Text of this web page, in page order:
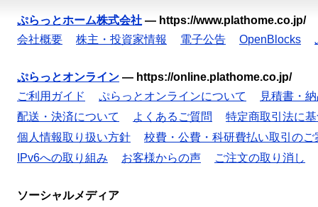
ぷらっとホーム株式会社 — https://www.plathome.co.jp/
会社概要
株主・投資家情報 電子公告 OpenBlocks
ぷらっとオンライン — https://online.plathome.co.jp/
ご利用ガイド
ぷらっとオンラインについて
見積書・
配送・決済について
よくあるご質問
特定商取引法に
個人情報取り扱い方針
校費・公費・科研費払い取引のご
IPv6への取り組み
お客様からの声 ご注文の取り消し
ソーシャルメディア